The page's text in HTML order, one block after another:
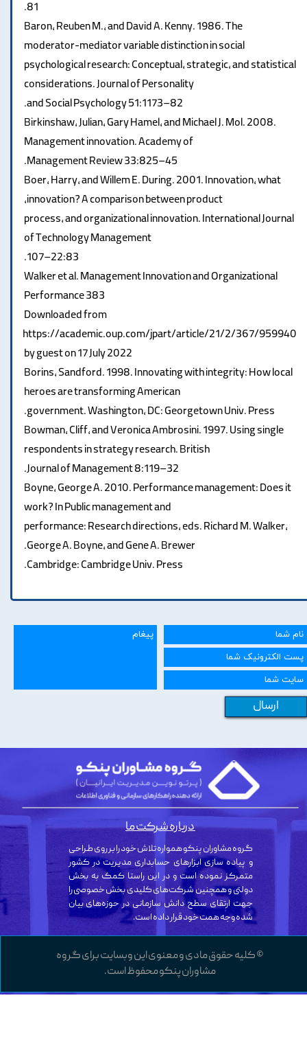
81.
Baron, Reuben M., and David A. Kenny. 1986. The
moderator-mediator variable distinction in social
psychological research: Conceptual, strategic, and statistical
considerations. Journal of Personality
and Social Psychology 51:1173–82.
Birkinshaw, Julian, Gary Hamel, and Michael J. Mol. 2008.
Management innovation. Academy of
Management Review 33:825–45.
Boer, Harry, and Willem E. During. 2001. Innovation, what
innovation? A comparison between product,
process, and organizational innovation. International Journal
of Technology Management
22:83–107.
Walker et al. Management Innovation and Organizational
Performance 383
Downloaded from
https://academic.oup.com/jpart/article/21/2/367/959940
by guest on 17 July 2022
Borins, Sandford. 1998. Innovating with integrity: How local
heroes are transforming American
government. Washington, DC: Georgetown Univ. Press.
Bowman, Cliff, and Veronica Ambrosini. 1997. Using single
respondents in strategy research. British
Journal of Management 8:119–32.
Boyne, George A. 2010. Performance management: Does it
work? In Public management and
performance: Research directions, eds. Richard M. Walker,
George A. Boyne, and Gene A. Brewer.
Cambridge: Cambridge Univ. Press.
ارسال
© کلیه حقوق مادی و معنوی این وبسایت برای گروه
مشاوران پنکو محفوظ است.
گروه مشاوران پنکو همواره تلاش خود را بر روی طراحی
و پیاده سازی ابزارهای حسابداری مدیریت در کشور
متمرکز نموده است و در این راستا کمک به بخش
دولتی و همچنین شرکت‌های کلیدی بخش خصوصی را
جهت ارتقای سطح دانش سازمانی در حوزه‌های بیان
شده وجه همت خود قرار داده است.
درباره شرکت ما